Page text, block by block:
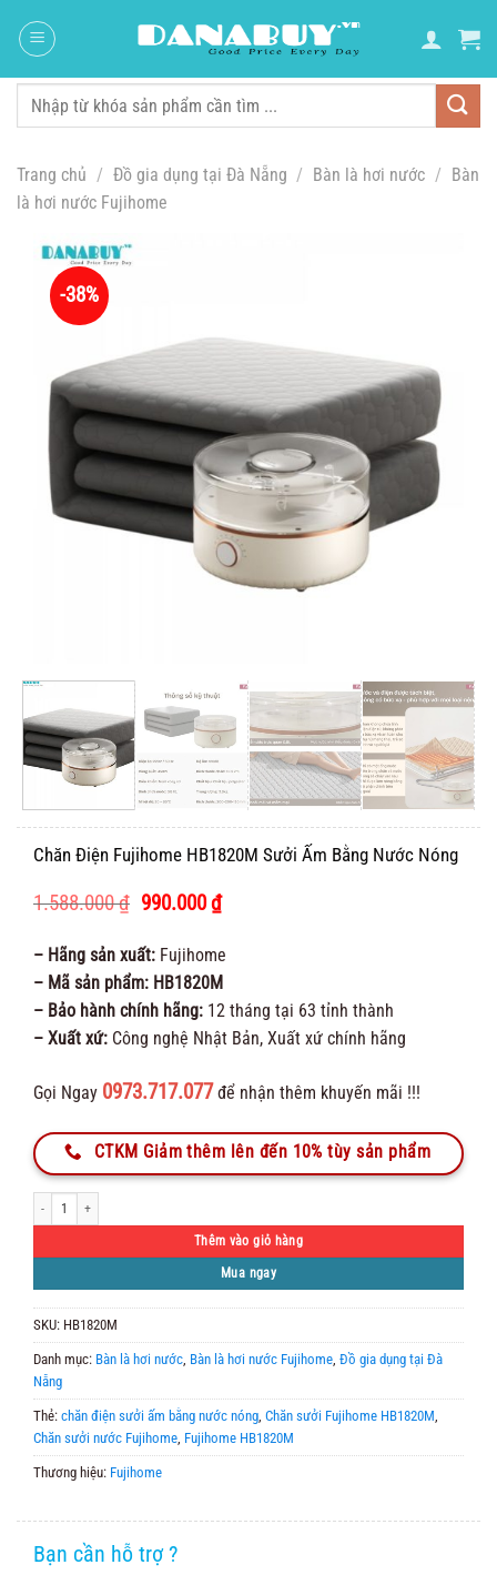
đến
dung
Tìm
Trang chủ / Đồ gia dụng tại Đà Nẵng / Bàn là hơi nước / Bàn
là hơi nước Fujihome
-38%
Chăn Điện Fujihome HB1820M Sưởi Ấm Bằng Nước Nóng
1.588.000₫ Giá
là:
1.588.000 ₫.
990.000₫Giá
là:
990.000 ₫.
– Hãng sản xuất: Fujihome
– Mã sản phẩm: HB1820M
– Bảo hành chính hãng: 12 tháng tại 63 tỉnh thành
– Xuất xứ: Công nghệ Nhật Bản, Xuất xứ chính hãng
Gọi Ngay 0973.717.077 để nhận thêm khuyến mãi !!!
CTKM Giảm thêm lên đến 10% tùy sản phẩm
Chăn Điện Fujihome HB1820M Sưởi Ấm Bằng Nước Nóng số lượng
Thêm vào giỏ hàng
Mua ngay
SKU: HB1820M
Danh mục: Bàn là hơi nước, Bàn là hơi nước Fujihome, Đồ gia dụng tại Đà
Nẵng
Thẻ: chăn điện sưởi ấm bằng nước nóng, Chăn sưởi Fujihome HB1820M,
Chăn sưởi nước Fujihome, Fujihome HB1820M
Thương hiệu: Fujihome
Bạn cần hỗ trợ ?